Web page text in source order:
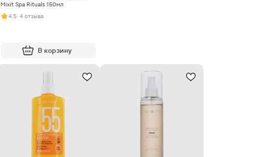
Mixit Spa Rituals 150мл
4.5· 4 отзыва
В корзину